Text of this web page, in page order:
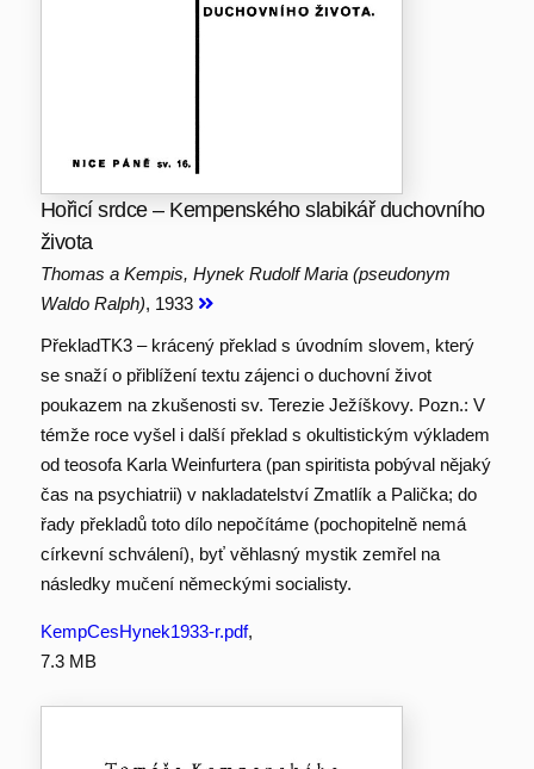
Hořicí srdce – Kempenského slabikář duchovního
života
Thomas a Kempis, Hynek Rudolf Maria (pseudonym
Waldo Ralph), 1933
PřekladTK3 – krácený překlad s úvodním slovem, který
se snaží o přiblížení textu zájenci o duchovní život
poukazem na zkušenosti sv. Terezie Ježíškovy. Pozn.: V
témže roce vyšel i další překlad s okultistickým výkladem
od teosofa Karla Weinfurtera (pan spiritista pobýval nějaký
čas na psychiatrii) v nakladatelství Zmatlík a Palička; do
řady překladů toto dílo nepočítáme (pochopitelně nemá
církevní schválení), byť věhlasný mystik zemřel na
následky mučení německými socialisty.
KempCesHynek1933-r.pdf,
7.3 MB